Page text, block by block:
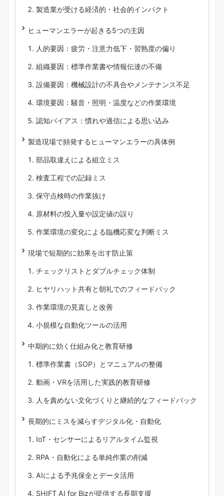
製造業が受ける経済的・社会的インパクト
ヒューマンエラーが起きる5つの主因
人的要因：疲労・注意力低下・習熟度の偏り
組織要因：標準作業書や情報伝達の不備
設備要因：機械設計の不具合やメンテナンス不足
環境要因：騒音・照明・温度などの作業環境
認知バイアス：慣れや過信による思い込み
製造現場で頻発するヒューマンエラーの具体例
部品取違えによる組立ミス
検査工程での記録ミス
保守点検時の作業抜け
原材料の投入量や設定値の誤り
作業環境の変化による臨機応変な判断ミス
現場で短期的に効果を出す防止策
チェックリストとダブルチェック体制
ヒヤリハット共有と朝礼でのフィードバック
作業環境の見直しと改善
小規模な自動化ツールの活用
中期的に効く仕組み化と教育研修
標準作業書（SOP）とマニュアルの整備
動画・VRを活用した実践的教育研修
人を責めない文化づくりと継続的なフィードバック
長期的にミスを減らすデジタル化・自動化
IoT・センサーによるリアルタイム監視
RPA・自動化による単純作業の削減
AIによる予兆保全とデータ活用
SHIFT AI for Bizが提供する長期支援